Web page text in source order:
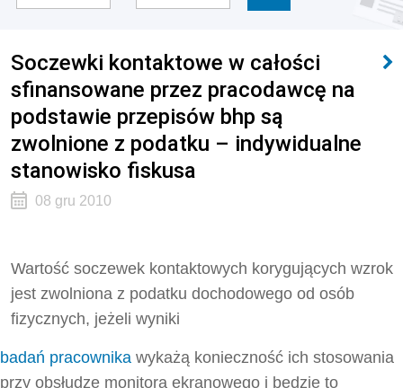
Soczewki kontaktowe w całości
sfinansowane przez pracodawcę na
podstawie przepisów bhp są
zwolnione z podatku – indywidualne
stanowisko fiskusa
08 gru 2010
Wartość soczewek kontaktowych korygujących wzrok
jest zwolniona z podatku dochodowego od osób
fizycznych, jeżeli wyniki
badań pracownika wykażą konieczność ich stosowania
przy obsłudze monitora ekranowego i będzie to